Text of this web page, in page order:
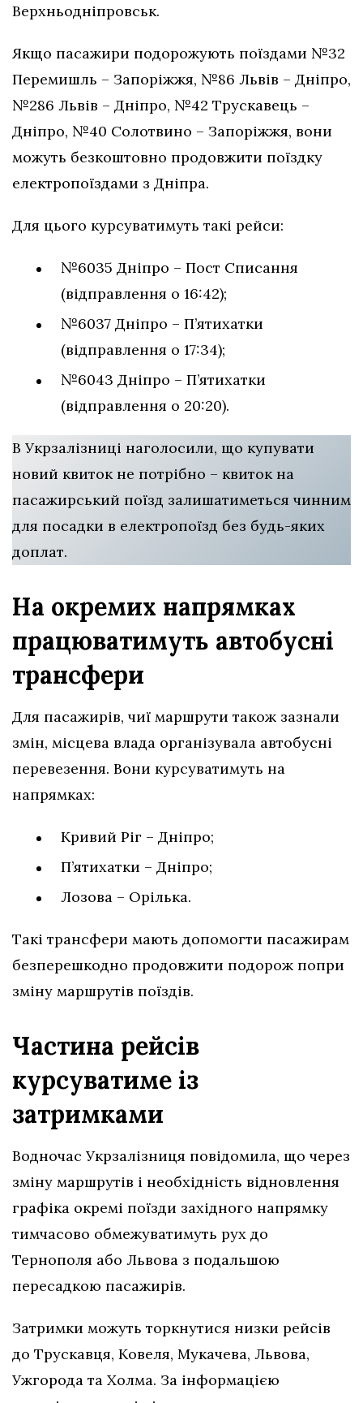
Верхньодніпровськ.
Якщо пасажири подорожують поїздами №32
Перемишль – Запоріжжя, №86 Львів – Дніпро,
№286 Львів – Дніпро, №42 Трускавець –
Дніпро, №40 Солотвино – Запоріжжя, вони
можуть безкоштовно продовжити поїздку
електропоїздами з Дніпра.
Для цього курсуватимуть такі рейси:
№6035 Дніпро – Пост Списання
(відправлення о 16:42);
№6037 Дніпро – П’ятихатки
(відправлення о 17:34);
№6043 Дніпро – П’ятихатки
(відправлення о 20:20).
В Укрзалізниці наголосили, що купувати
новий квиток не потрібно – квиток на
пасажирський поїзд залишатиметься чинним
для посадки в електропоїзд без будь-яких
доплат.
На окремих напрямках
працюватимуть автобусні
трансфери
Для пасажирів, чиї маршрути також зазнали
змін, місцева влада організувала автобусні
перевезення. Вони курсуватимуть на
напрямках:
Кривий Ріг – Дніпро;
П’ятихатки – Дніпро;
Лозова – Орілька.
Такі трансфери мають допомогти пасажирам
безперешкодно продовжити подорож попри
зміну маршрутів поїздів.
Частина рейсів
курсуватиме із
затримками
Водночас Укрзалізниця повідомила, що через
зміну маршрутів і необхідність відновлення
графіка окремі поїзди західного напрямку
тимчасово обмежуватимуть рух до
Тернополя або Львова з подальшою
пересадкою пасажирів.
Затримки можуть торкнутися низки рейсів
до Трускавця, Ковеля, Мукачева, Львова,
Ужгорода та Холма. За інформацією